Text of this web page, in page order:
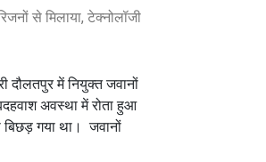
से मिलाया, टेक्नोलॉजी
दौलतपुर में नियुक्त जवानों
अवस्था में रोता हुआ
बिछड़ गया था। जवानों